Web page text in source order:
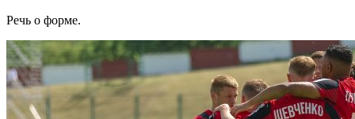
Речь о форме.